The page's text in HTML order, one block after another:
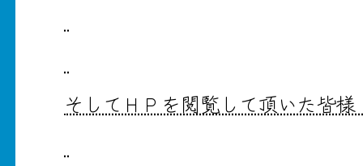
そしてＨＰを閲覧して頂いた皆様